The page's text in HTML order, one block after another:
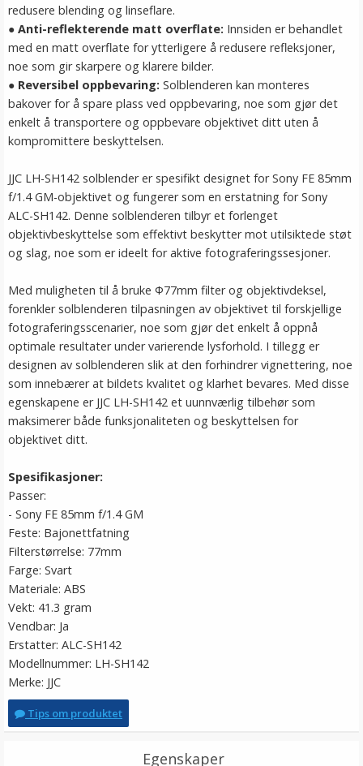
redusere blending og linseflare.
● Anti-reflekterende matt overflate: Innsiden er behandlet
med en matt overflate for ytterligere å redusere refleksjoner,
noe som gir skarpere og klarere bilder.
● Reversibel oppbevaring: Solblenderen kan monteres
bakover for å spare plass ved oppbevaring, noe som gjør det
enkelt å transportere og oppbevare objektivet ditt uten å
kompromittere beskyttelsen.
JJC LH-SH142 solblender er spesifikt designet for Sony FE 85mm
f/1.4 GM-objektivet og fungerer som en erstatning for Sony
ALC-SH142. Denne solblenderen tilbyr et forlenget
objektivbeskyttelse som effektivt beskytter mot utilsiktede støt
og slag, noe som er ideelt for aktive fotograferingssesjoner.
Med muligheten til å bruke Ф77mm filter og objektivdeksel,
forenkler solblenderen tilpasningen av objektivet til forskjellige
fotograferingsscenarier, noe som gjør det enkelt å oppnå
optimale resultater under varierende lysforhold. I tillegg er
designen av solblenderen slik at den forhindrer vignettering, noe
som innebærer at bildets kvalitet og klarhet bevares. Med disse
egenskapene er JJC LH-SH142 et uunnværlig tilbehør som
maksimerer både funksjonaliteten og beskyttelsen for
objektivet ditt.
Spesifikasjoner:
Passer:
- Sony FE 85mm f/1.4 GM
Feste: Bajonettfatning
Filterstørrelse: 77mm
Farge: Svart
Materiale: ABS
Vekt: 41.3 gram
Vendbar: Ja
Erstatter: ALC-SH142
Modellnummer: LH-SH142
Merke: JJC
Tips om produktet
Egenskaper